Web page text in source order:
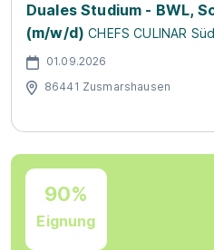
Duales Studium - BWL,
(m/w/d) CHEFS CULINAR
01.09.2026
86441 Zusmarshausen
90%
Eignung